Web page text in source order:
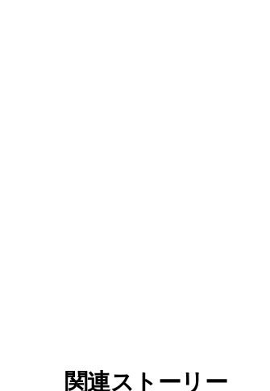
関連ストーリー